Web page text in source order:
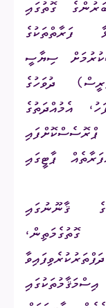
ގޮތުގައި
ފަރާތްތަކުގެ
ސިޔާސީ
30 (ތިރީސް) ދުވަހުގެ
އެމުއްދަތުގެ
ޕްރޮސެސްކޮށްފައި
ޕާޓީގައި
ޤާނޫނުގައި